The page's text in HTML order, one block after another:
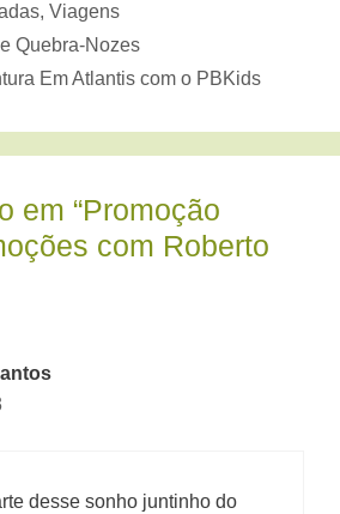
, Viagens
Quebra-Nozes
Em Atlantis com o PBKids
em “Promoção
com Roberto
desse sonho juntinho do